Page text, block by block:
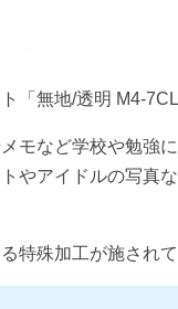
「無地/透明 M4-7CL
モなど学校や勉強
やアイドルの写真
特殊加工が施され